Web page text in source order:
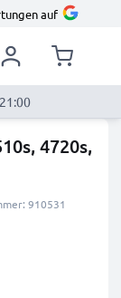
auf
4720s,
910531